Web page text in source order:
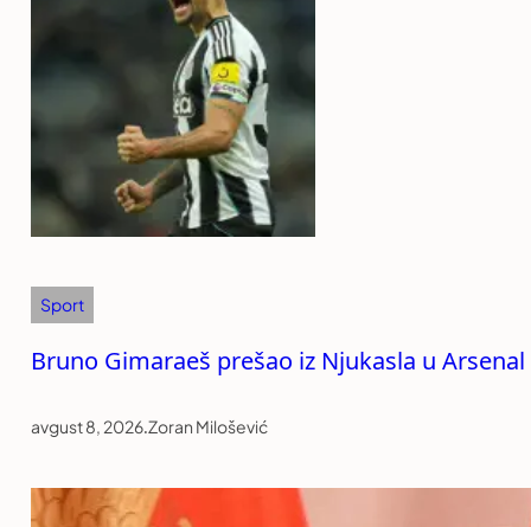
Sport
Bruno Gimaraeš prešao iz Njukasla u Arsenal
avgust 8, 2026.Zoran Milošević